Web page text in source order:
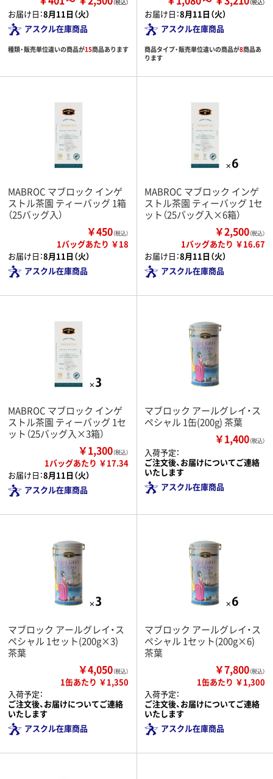
お届け日：8月11日（火）
アスクル在庫商品
種類・販売単位違いの商品が15商品あります
お届け日：8月11日（火）
アスクル在庫商品
商品タイプ・販売単位違いの商品が8商品あ
ります
MABROC マブロック インゲ
ストル茶園 ティーバッグ 1箱
（25バッグ入）
￥450（税込）
1バッグあたり ￥18
お届け日：8月11日（火）
アスクル在庫商品
MABROC マブロック インゲ
ストル茶園 ティーバッグ 1セ
ット（25バッグ入×6箱）
￥2,500（税込）
1バッグあたり ￥16.67
お届け日：8月11日（火）
アスクル在庫商品
MABROC マブロック インゲ
ストル茶園 ティーバッグ 1セ
ット（25バッグ入×3箱）
￥1,300（税込）
1バッグあたり ￥17.34
お届け日：8月11日（火）
アスクル在庫商品
マブロック アールグレイ・ス
ペシャル 1缶(200g) 茶葉
￥1,400（税込）
入荷予定：
ご注文後、お届けについてご連絡
いたします
アスクル在庫商品
マブロック アールグレイ・ス
ペシャル 1セット(200g×3)
茶葉
￥4,050（税込）
1缶あたり ￥1,350
入荷予定：
ご注文後、お届けについてご連絡
いたします
アスクル在庫商品
マブロック アールグレイ・ス
ペシャル 1セット(200g×6)
茶葉
￥7,800（税込）
1缶あたり ￥1,300
入荷予定：
ご注文後、お届けについてご連絡
いたします
アスクル在庫商品